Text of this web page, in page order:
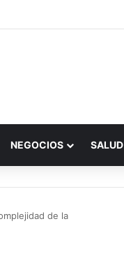
NEGOCIOS SALUD
de la